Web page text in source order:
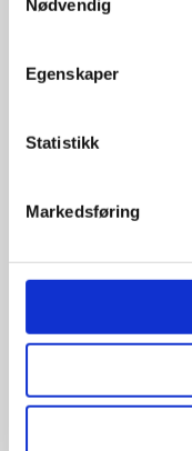
Nødvendig
Egenskaper
Statistikk
Markedsføring